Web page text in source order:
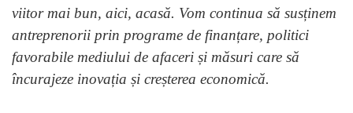
viitor mai bun, aici, acasă. Vom continua să susținem
antreprenorii prin programe de finanțare, politici
favorabile mediului de afaceri și măsuri care să
încurajeze inovația și creșterea economică.